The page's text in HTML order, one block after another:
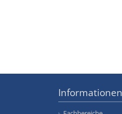
Informationen